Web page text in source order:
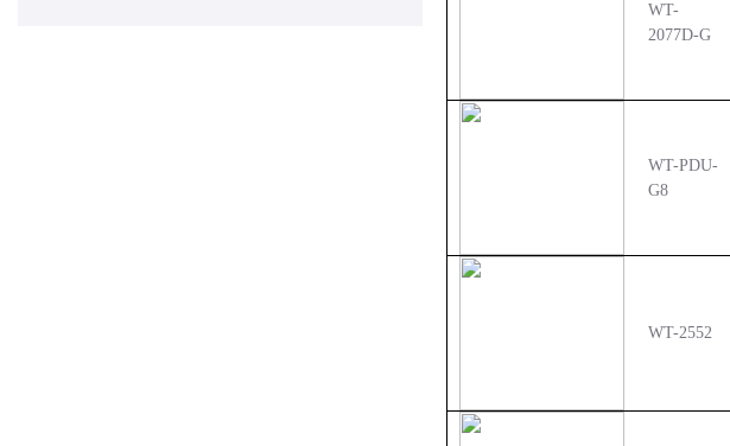
WT-
2077D-G
WT-PDU-
G8
WT-2552